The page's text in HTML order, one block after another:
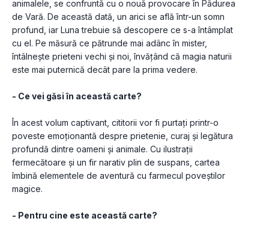
animalele, se confruntă cu o nouă provocare în Pădurea
de Vară. De această dată, un arici se află într-un somn
profund, iar Luna trebuie să descopere ce s-a întâmplat
cu el. Pe măsură ce pătrunde mai adânc în mister,
întâlnește prieteni vechi și noi, învățând că magia naturii
este mai puternică decât pare la prima vedere.
- Ce vei găsi în această carte?
În acest volum captivant, cititorii vor fi purtați printr-o
poveste emoționantă despre prietenie, curaj și legătura
profundă dintre oameni și animale. Cu ilustrații
fermecătoare și un fir narativ plin de suspans, cartea
îmbină elementele de aventură cu farmecul poveștilor
magice.
- Pentru cine este această carte?